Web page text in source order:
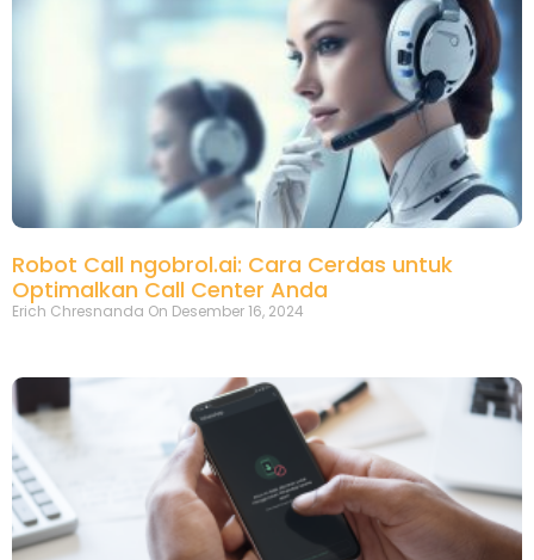
Robot Call ngobrol.ai: Cara Cerdas untuk
Optimalkan Call Center Anda
Erich Chresnanda Desember 16, 2024